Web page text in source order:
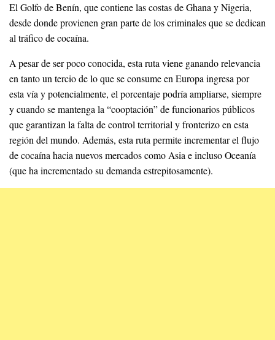
El Golfo de Benín, que contiene las costas de Ghana y Nigeria,
desde donde provienen gran parte de los criminales que se dedican
al tráfico de cocaína.
A pesar de ser poco conocida, esta ruta viene ganando relevancia
en tanto un tercio de lo que se consume en Europa ingresa por
esta vía y potencialmente, el porcentaje podría ampliarse, siempre
y cuando se mantenga la “cooptación” de funcionarios públicos
que garantizan la falta de control territorial y fronterizo en esta
región del mundo. Además, esta ruta permite incrementar el flujo
de cocaína hacia nuevos mercados como Asia e incluso Oceanía
(que ha incrementado su demanda estrepitosamente).